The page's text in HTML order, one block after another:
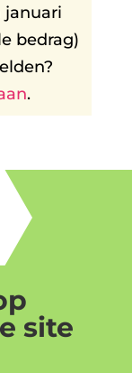
januari
bedrag)
.
site